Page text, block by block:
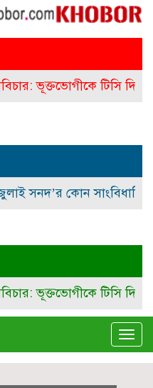
ভূক্তভোগীকে টিসি দিল
কোন সাংবিধানিক ও
ভূক্তভোগীকে টিসি দিল